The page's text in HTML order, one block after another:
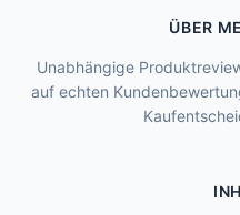
ÜBER
Unabhängige
auf echten